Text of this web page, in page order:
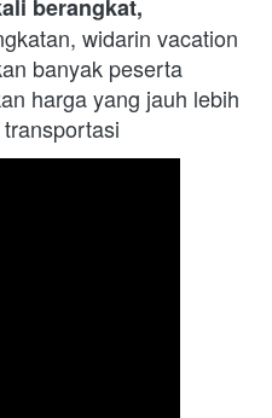
berangkat,
widarin vacation
banyak peserta
harga yang jauh lebih